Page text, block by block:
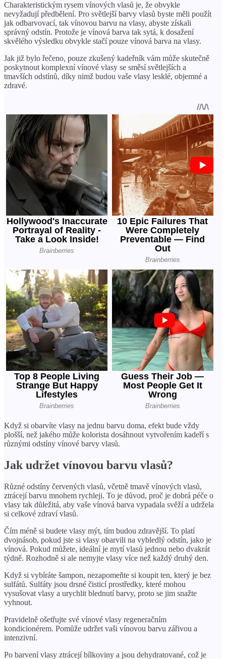
Charakteristickým rysem vínových vlasů je, že obvykle
nevyžadují předbělení. Pro světlejší barvy vlasů byste měli použít
jak odbarvovací, tak vínovou barvu na vlasy, abyste získali
správný odstín. Protože je vínová barva tak sytá, k dosažení
skvělého výsledku obvykle stačí pouze vínová barva na vlasy.
Jak již bylo řečeno, pouze zkušený kadeřník vám může skutečně
poskytnout komplexní vínové vlasy se směsí světlejších a
tmavších odstínů, díky nimž budou vaše vlasy lesklé, objemné a
zdravé.
Když si obarvíte vlasy na jednu barvu doma, efekt bude vždy
plošší, než jakého může kolorista dosáhnout vytvořením kadeří s
různými odstíny vínové barvy vlasů.
Jak udržet vínovou barvu vlasů?
Různé odstíny červených vlasů, včetně tmavě vínových vlasů,
ztrácejí barvu mnohem rychleji. To je důvod, proč je dobrá péče o
vlasy tak důležitá, aby vaše vínová barva vypadala svěží a udržela
si celkové zdraví vlasů.
Čím méně si budete vlasy mýt, tím budou zdravější. To platí
dvojnásob, pokud jste si vlasy obarvili na vybledlý odstín, jako je
vínová. Pokud můžete, ideální je mytí vlasů jednou nebo dvakrát
týdně. Rozhodně si ale nemyjte vlasy více než každý druhý den.
Když si vybíráte šampon, nezapomeňte si koupit ten, který je bez
sulfátů. Sulfáty jsou drsné čisticí prostředky, které mohou
vysušovat vlasy a urychlit blednutí barvy, proto se jim snažte
vyhnout.
Pravidelně ošetřujte své vínové vlasy regeneračním
kondicionérem. Pomůže udržet vaši vínovou barvu zářivou a
intenzivní.
Po barvení vlasy ztrácejí bílkoviny a jsou dehydratované, což je